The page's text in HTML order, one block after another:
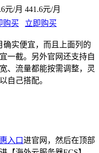
元/月 441.6元/月
购买 立即购买
确实便宜，而且上面列的
一截。另外官网还支持自
、流量都能按需调整，灵
自己搭配。
入口进官网，然后在顶部